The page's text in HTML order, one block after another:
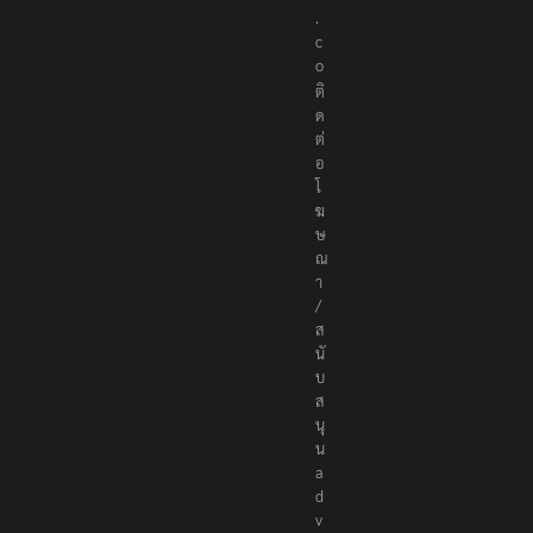
s
.
c
o
ติ
ด
ต่
อ
โ
ฆ
ษ
ณ
า
/
ส
นั
บ
ส
นุ
น
a
d